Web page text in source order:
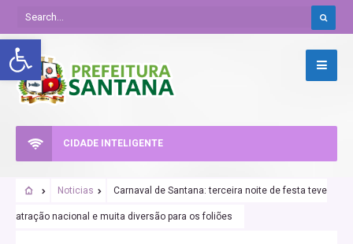
Abrir a barra de ferramentas
CIDADE INTELIGENTE
Noticias Carnaval de Santana: terceira noite de festa teve
atração nacional e muita diversão para os foliões